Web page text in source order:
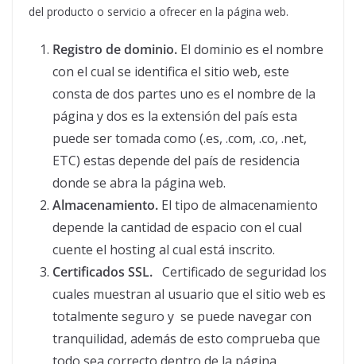
del producto o servicio a ofrecer en la página web.
Registro de dominio. El dominio es el nombre
con el cual se identifica el sitio web, este
consta de dos partes uno es el nombre de la
página y dos es la extensión del país esta
puede ser tomada como (.es, .com, .co, .net,
ETC) estas depende del país de residencia
donde se abra la página web.
Almacenamiento. El tipo de almacenamiento
depende la cantidad de espacio con el cual
cuente el hosting al cual está inscrito.
Certificados SSL. Certificado de seguridad los
cuales muestran al usuario que el sitio web es
totalmente seguro y se puede navegar con
tranquilidad, además de esto comprueba que